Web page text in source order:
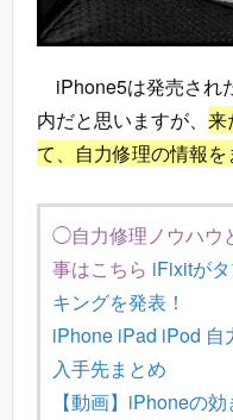
iPhone5は発売され
内だと思いますが、 来
て、自力修理の情報を
◯自力修理ノウハウ
事はこちら iFixitが
キングを発表！
iPhone iPad iPod 自
入手先まとめ
【動画】iPhoneの